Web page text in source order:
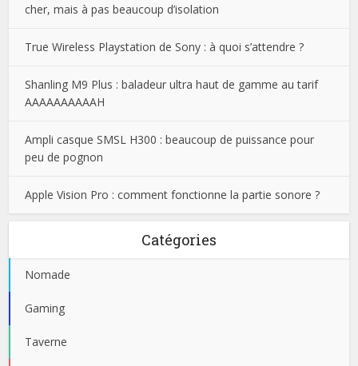
cher, mais à pas beaucoup d’isolation
True Wireless Playstation de Sony : à quoi s’attendre ?
Shanling M9 Plus : baladeur ultra haut de gamme au tarif
AAAAAAAAAAH
Ampli casque SMSL H300 : beaucoup de puissance pour
peu de pognon
Apple Vision Pro : comment fonctionne la partie sonore ?
Catégories
Nomade
Gaming
Taverne